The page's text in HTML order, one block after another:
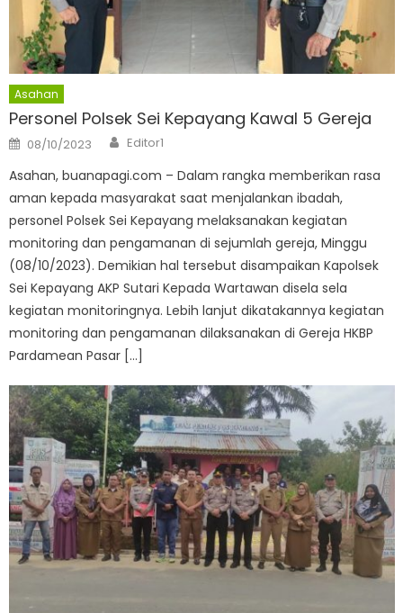
Asahan
Personel Polsek Sei Kepayang Kawal 5 Gereja
Posted
on
08/10/2023 Author
Editor1
Asahan, buanapagi.com – Dalam rangka memberikan rasa
aman kepada masyarakat saat menjalankan ibadah,
personel Polsek Sei Kepayang melaksanakan kegiatan
monitoring dan pengamanan di sejumlah gereja, Minggu
(08/10/2023). Demikian hal tersebut disampaikan Kapolsek
Sei Kepayang AKP Sutari Kepada Wartawan disela sela
kegiatan monitoringnya. Lebih lanjut dikatakannya kegiatan
monitoring dan pengamanan dilaksanakan di Gereja HKBP
Pardamean Pasar […]